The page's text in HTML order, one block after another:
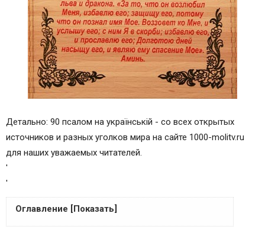
Детально: 90 псалом на українській - со всех открытых
источников и разных уголков мира на сайте 1000-molitv.ru
для наших уважаемых читателей.
'
'
Оглавление [Показать]